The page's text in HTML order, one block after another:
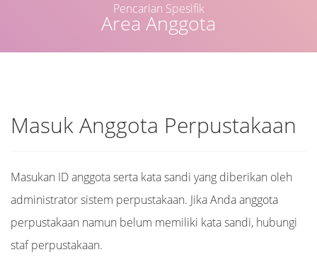
Area Anggota
Pencarian Spesifik
Masuk Anggota Perpustakaan
Masukan ID anggota serta kata sandi yang diberikan oleh
administrator sistem perpustakaan. Jika Anda anggota
perpustakaan namun belum memiliki kata sandi, hubungi
staf perpustakaan.